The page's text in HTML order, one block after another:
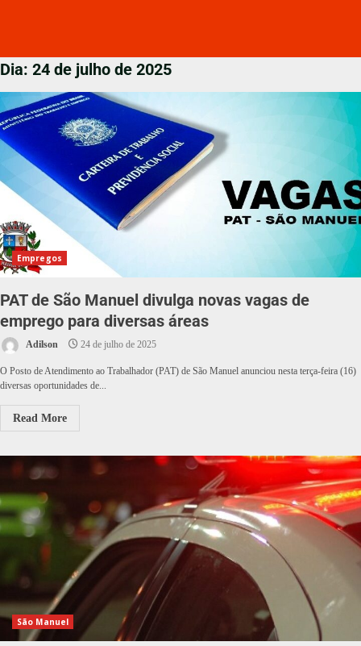
Dia: 24 de julho de 2025
Empregos
PAT de São Manuel divulga novas vagas de
emprego para diversas áreas
Adilson 24 de julho de 2025
O Posto de Atendimento ao Trabalhador (PAT) de São Manuel anunciou nesta terça-feira (16)
diversas oportunidades de...
Read More
São Manuel